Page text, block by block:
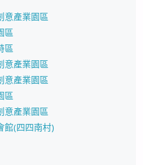
意產業園區
區
區
意產業園區
意產業園區
區
意產業園區
館(四四南村)